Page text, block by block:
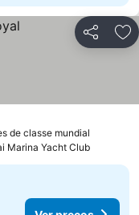
Partilhar
de classe mundial
Marina Yacht Club